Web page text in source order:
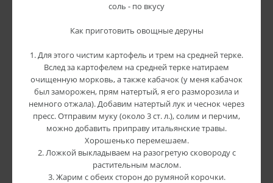
соль - по вкусу
Как приготовить овощные деруны
1. Для этого чистим картофель и трем на средней терке.
Вслед за картофелем на средней терке натираем
очищенную морковь, а также кабачок (у меня кабачок
был заморожен, прям натертый, я его разморозила и
немного отжала). Добавим натертый лук и чеснок через
пресс. Отправим муку (около 3 ст. л.), солим и перчим,
можно добавить приправу итальянские травы.
Хорошенько перемешаем.
2. Ложкой выкладываем на разогретую сковороду с
растительным маслом.
3. Жарим с обеих сторон до румяной корочки.